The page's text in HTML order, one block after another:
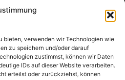
bieten, verwenden wir Technologien wie
zu speichern und/oder darauf
zustimmst, können wir Daten
IDs auf dieser Website verarbeiten.
erteilst oder zurückziehst, können
Pilzseite
Seltene Pilze aus
Mainfranken und
Deutschland